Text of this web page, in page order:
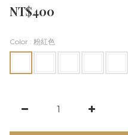
NT$400
Color : 粉紅色